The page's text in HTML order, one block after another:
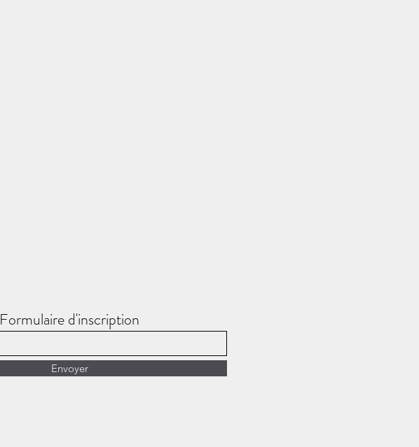
Formulaire d'inscription
Envoyer